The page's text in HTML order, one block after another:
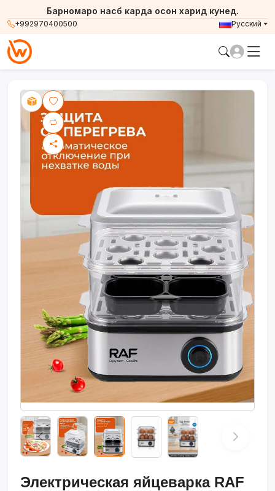
+992970400500
Барномаро насб карда осон харид кунед.
Русский
Электрическая яйцеварка RAF